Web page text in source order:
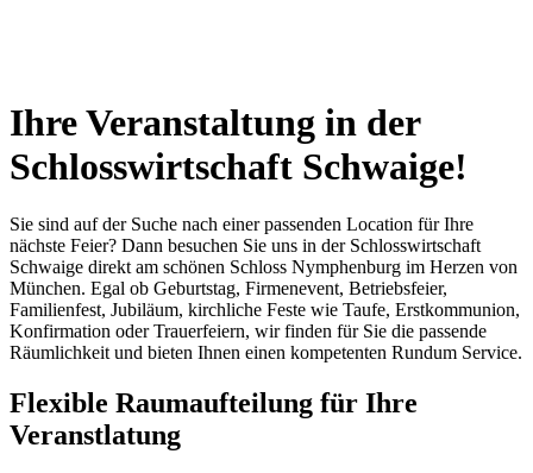
Ihre Veranstaltung in der
Schlosswirtschaft Schwaige!
Sie sind auf der Suche nach einer passenden Location für Ihre
nächste Feier? Dann besuchen Sie uns in der Schlosswirtschaft
Schwaige direkt am schönen Schloss Nymphenburg im Herzen von
München. Egal ob Geburtstag, Firmenevent, Betriebsfeier,
Familienfest, Jubiläum, kirchliche Feste wie Taufe, Erstkommunion,
Konfirmation oder Trauerfeiern, wir finden für Sie die passende
Räumlichkeit und bieten Ihnen einen kompetenten Rundum Service.
Flexible Raumaufteilung für Ihre
Veranstlatung